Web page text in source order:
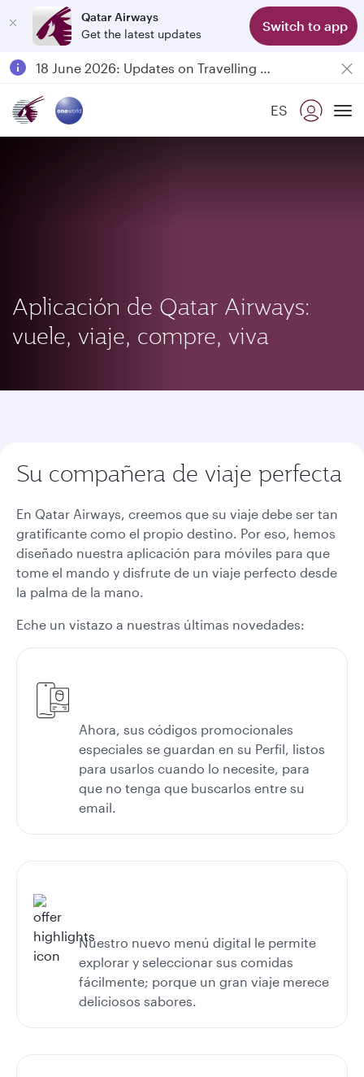
Qatar Airways
Get the latest updates
Switch to app
Passengers flying between Doha and Auckland on QR914 and QR915
18 June 2026: Updates on Travelling with Power Banks
ES
Aplicación de Qatar Airways:
vuele, viaje, compre, viva
Su compañera de viaje perfecta
En Qatar Airways, creemos que su viaje debe ser tan
gratificante como el propio destino. Por eso, hemos
diseñado nuestra aplicación para móviles para que
tome el mando y disfrute de un viaje perfecto desde
la palma de la mano.
Eche un vistazo a nuestras últimas novedades:
Ahora, sus códigos promocionales
especiales se guardan en su Perfil, listos
para usarlos cuando lo necesite, para
que no tenga que buscarlos entre su
email.
Nuestro nuevo menú digital le permite
explorar y seleccionar sus comidas
fácilmente; porque un gran viaje merece
deliciosos sabores.